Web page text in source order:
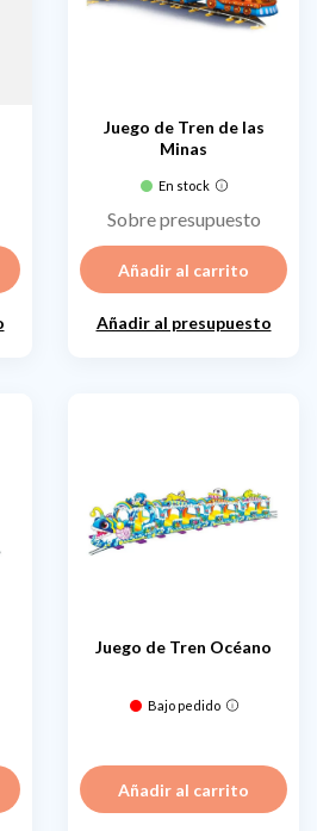
Juego de Tren de las
Minas
En stock
Sobre presupuesto
Añadir al carrito
Añadir al presupuesto
Juego de Tren Océano
Bajo pedido
Añadir al carrito